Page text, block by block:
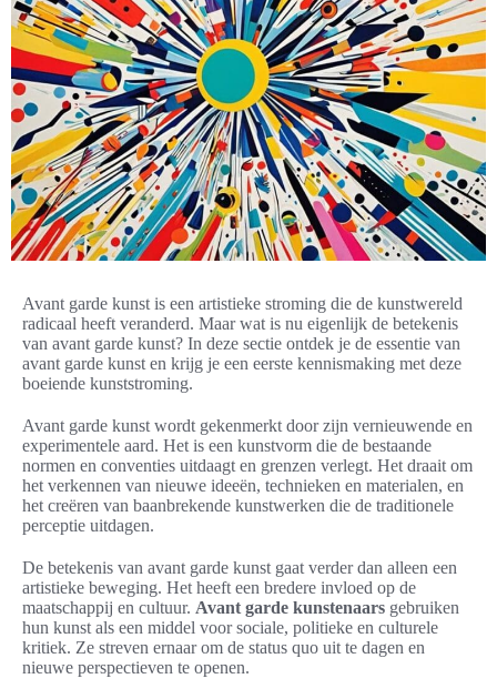
Avant garde kunst is een artistieke stroming die de kunstwereld
radicaal heeft veranderd. Maar wat is nu eigenlijk de betekenis
van avant garde kunst? In deze sectie ontdek je de essentie van
avant garde kunst en krijg je een eerste kennismaking met deze
boeiende kunststroming.
Avant garde kunst wordt gekenmerkt door zijn vernieuwende en
experimentele aard. Het is een kunstvorm die de bestaande
normen en conventies uitdaagt en grenzen verlegt. Het draait om
het verkennen van nieuwe ideeën, technieken en materialen, en
het creëren van baanbrekende kunstwerken die de traditionele
perceptie uitdagen.
De betekenis van avant garde kunst gaat verder dan alleen een
artistieke beweging. Het heeft een bredere invloed op de
maatschappij en cultuur. Avant garde kunstenaars gebruiken
hun kunst als een middel voor sociale, politieke en culturele
kritiek. Ze streven ernaar om de status quo uit te dagen en
nieuwe perspectieven te openen.